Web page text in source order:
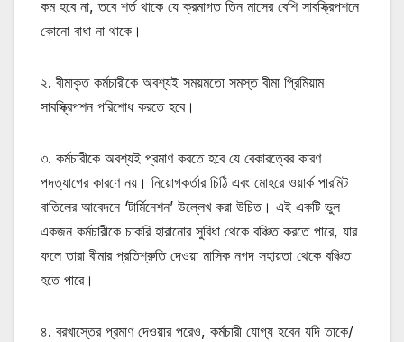
কম হবে না, তবে শর্ত থাকে যে ক্রমাগত তিন মাসের বেশি সাবস্ক্রিপশনে
কোনো বাধা না থাকে।
২. বীমাকৃত কর্মচারীকে অবশ্যই সময়মতো সমস্ত বীমা প্রিমিয়াম
সাবস্ক্রিপশন পরিশোধ করতে হবে।
৩. কর্মচারীকে অবশ্যই প্রমাণ করতে হবে যে বেকারত্বের কারণ
পদত্যাগের কারণে নয়। নিয়োগকর্তার চিঠি এবং মোহরে ওয়ার্ক পারমিট
বাতিলের আবেদনে ‘টার্মিনেশন’ উল্লেখ করা উচিত। এই একটি ভুল
একজন কর্মচারীকে চাকরি হারানোর সুবিধা থেকে বঞ্চিত করতে পারে, যার
ফলে তারা বীমার প্রতিশ্রুতি দেওয়া মাসিক নগদ সহায়তা থেকে বঞ্চিত
হতে পারে।
৪. বরখাস্তের প্রমাণ দেওয়ার পরেও, কর্মচারী যোগ্য হবেন যদি তাকে/